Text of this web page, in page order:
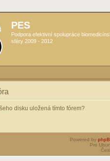
PES
Podpora efektivní spolupráce
sféry 2009 - 2012
disku uložená tímto fórem?
Powered by
Pro